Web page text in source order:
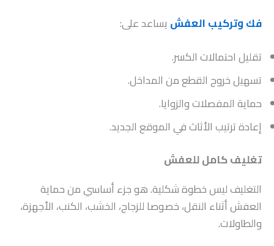
فك وتركيب العفشيساعد على:
تقليل احتمالات الكسر.
تسهيل خروج القطع من المداخل.
حماية المفصلات والزوايا.
إعادة ترتيب الأثاث في الموقع الجديد.
تغليف كامل للعفش
التغليف ليس خطوة شكلية. هو جزء أساسي من حماية
العفش أثناء النقل، خصوصا للزجاج، الخشب، الكنب، الأجهزة،
والطاولات.